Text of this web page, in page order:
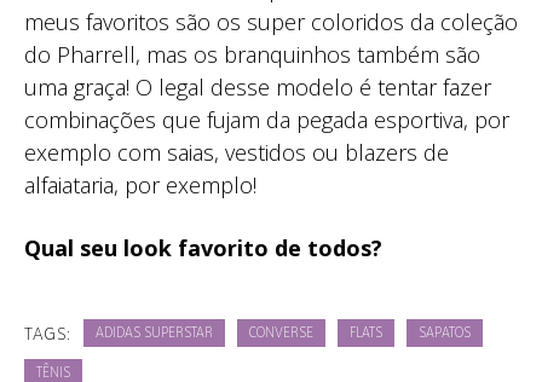
meus favoritos são os super coloridos da coleção
do Pharrell, mas os branquinhos também são
uma graça! O legal desse modelo é tentar fazer
combinações que fujam da pegada esportiva, por
exemplo com saias, vestidos ou blazers de
alfaiataria, por exemplo!
Qual seu look favorito de todos?
TAGS: ADIDAS SUPERSTAR CONVERSE FLATS SAPATOS
TÊNIS